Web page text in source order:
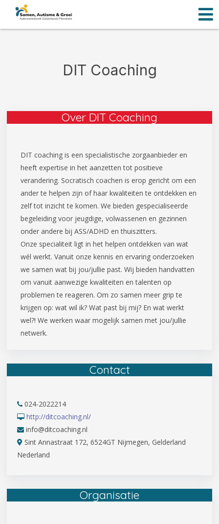
DIT Coaching
Over DIT Coaching
DIT coaching is een specialistische zorgaanbieder en
heeft expertise in het aanzetten tot positieve
verandering. Socratisch coachen is erop gericht om een
ander te helpen zijn of haar kwaliteiten te ontdekken en
zelf tot inzicht te komen. We bieden gespecialiseerde
begeleiding voor jeugdige, volwassenen en gezinnen
onder andere bij ASS/ADHD en thuiszitters.
Onze specialiteit ligt in het helpen ontdekken van wat
wél werkt. Vanuit onze kennis en ervaring onderzoeken
we samen wat bij jou/jullie past. Wij bieden handvatten
om vanuit aanwezige kwaliteiten en talenten op
problemen te reageren. Om zo samen meer grip te
krijgen op: wat wil ik? Wat past bij mij? En wat werkt
wel?! We werken waar mogelijk samen met jou/jullie
netwerk.
Contact
024-2022214
http://ditcoaching.nl/
info@ditcoaching.nl
Sint Annastraat 172, 6524GT Nijmegen, Gelderland
Nederland
Organisatie